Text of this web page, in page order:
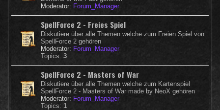
Moderator: Forum_Manager
SpellForce 2 - Freies Spiel
Diskutiere über alle Themen welche zum Freien Spiel von
SpellForce 2 gehören
Moderator: Forum_Manager
Topics: 3
SpellForce 2 - Masters of War
Diskutiere über alle Themen welche zum Kartenspiel
SpellForce 2 - Masters of War made by NeoX gehören
Moderator: Forum_Manager
Topics: 1